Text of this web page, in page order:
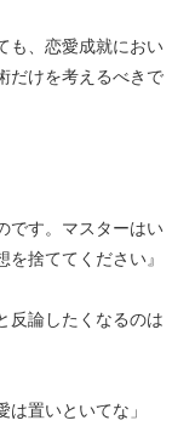
も、恋愛成就におい
だけを考えるべきで
です。マスターはい
捨ててください』
反論したくなるのは
置いといてな」